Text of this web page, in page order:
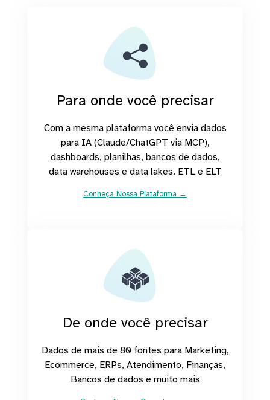
Para onde você precisar
Com a mesma plataforma você envia dados
para IA (Claude/ChatGPT via MCP),
dashboards, planilhas, bancos de dados,
data warehouses e data lakes. ETL e ELT
Conheça Nossa Plataforma →
De onde você precisar
Dados de mais de 80 fontes para Marketing,
Ecommerce, ERPs, Atendimento, Finanças,
Bancos de dados e muito mais